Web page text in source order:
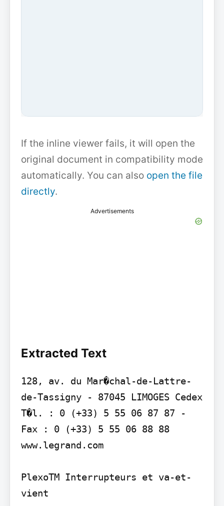
If the inline viewer fails, it will open the
original document in compatibility mode
automatically. You can also open the file
directly.
Advertisements
Extracted Text
128, av. du Mar�chal-de-Lattre-
de-Tassigny - 87045 LIMOGES Cedex
T�l. : 0 (+33) 5 55 06 87 87 -
Fax : 0 (+33) 5 55 06 88 88
www.legrand.com
PlexoTM Interrupteurs et va-et-
vient